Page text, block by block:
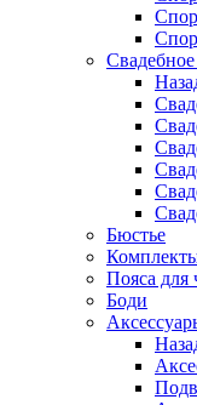
Свадебное
Бюстье
Пояса для
Боди